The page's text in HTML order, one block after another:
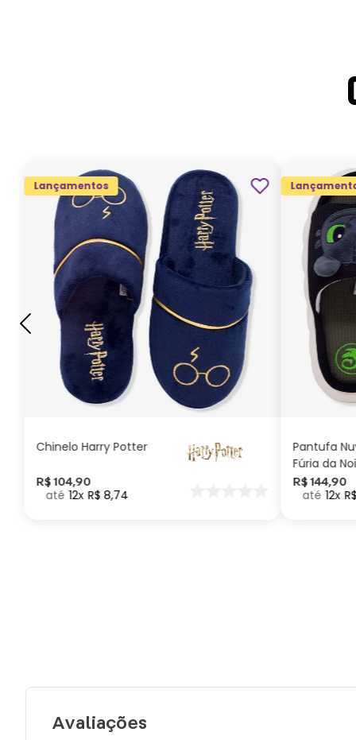
Lançamentos
Chinelo Harry Potter
R$ 104,90
12 R$ 8,74
G GG M P
ADICIONAR AO
CARRINHO
Pantufa
Fúria da
Como
seu Dragão
R$ 144,90
12 R$
Avaliações